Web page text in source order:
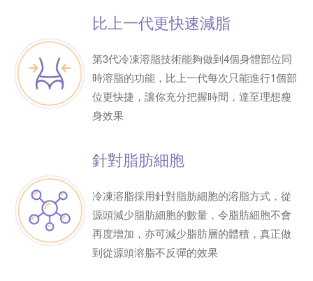
比上一代更快速減脂
第3代冷凍溶脂技術能夠做到4個身體部位同
時溶脂的功能，比上一代每次只能進行1個部
位更快捷，讓你充分把握時間，達至理想瘦
身效果
針對脂肪細胞
冷凍溶脂採用針對脂肪細胞的溶脂方式，從
源頭減少脂肪細胞的數量，令脂肪細胞不會
再度增加，亦可減少脂肪層的體積，真正做
到從源頭溶脂不反彈的效果